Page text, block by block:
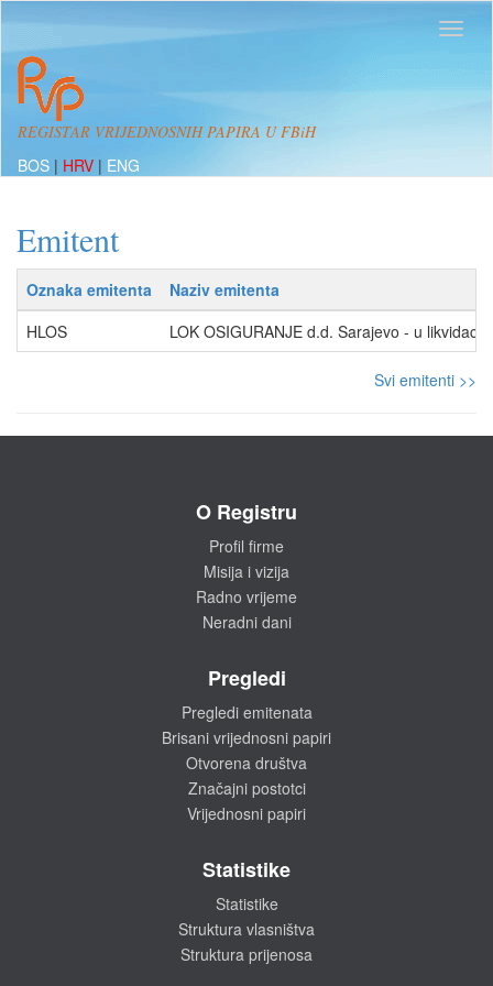
REGISTAR VRIJEDNOSNIH PAPIRA U FBiH
BOS | HRV | ENG
Emitent
Oznaka emitenta
Naziv emitenta
HLOS
LOK OSIGURANJE d.d. Sarajevo - u likvidaciji
Svi emitenti >>
O Registru
Profil firme
Misija i vizija
Radno vrijeme
Neradni dani
Pregledi
Pregledi emitenata
Brisani vrijednosni papiri
Otvorena društva
Značajni postotci
Vrijednosni papiri
Statistike
Statistike
Struktura vlasništva
Struktura prijenosa